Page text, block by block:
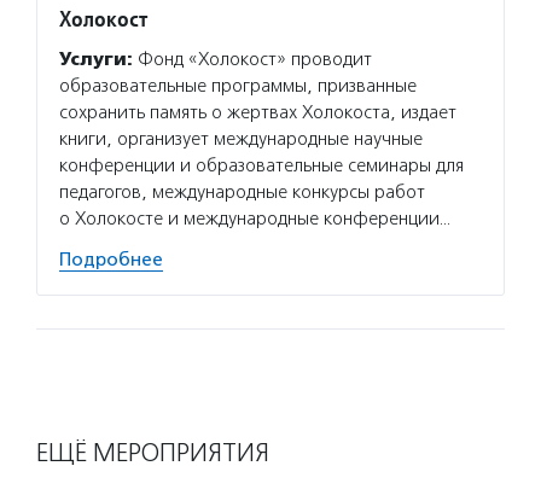
Холокост
Услуги: Фонд «Холокост» проводит
образовательные программы, призванные
сохранить память о жертвах Холокоста, издает
книги, организует международные научные
конференции и образовательные семинары для
педагогов, международные конкурсы работ
о Холокосте и международные конференции…
Подробнее
ЕЩЁ МЕРОПРИЯТИЯ